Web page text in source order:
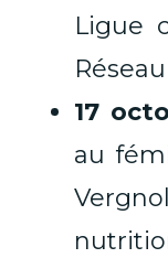
Ligue
17
au